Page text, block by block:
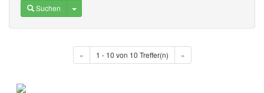
Suchen Toggle Dropdown
« 1 - 10 von 10 Treffer(n) »